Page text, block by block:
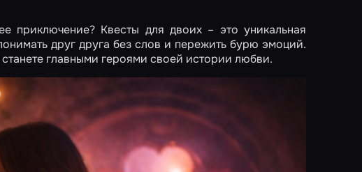
приключение? Квесты для двоих – это уникальная
друг друга без слов и пережить бурю эмоций.
главными героями своей истории любви.